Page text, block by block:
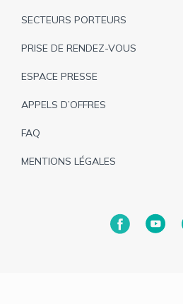
SECTEURS PORTEURS
PRISE DE RENDEZ-VOUS
ESPACE PRESSE
APPELS D’OFFRES
FAQ
MENTIONS LÉGALES